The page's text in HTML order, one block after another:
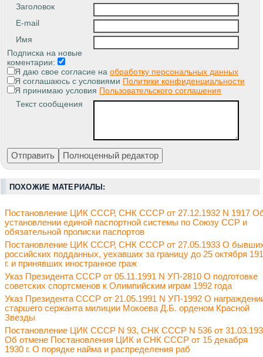
Заголовок
E-mail
Имя
Подписка на новые
коментарии:
Я даю свое согласие на обработку персональных данных
Я соглашаюсь с условиями Политики конфиденциальности
Я принимаю условия Пользовательского соглашения
Текст сообщения
ПОХОЖИЕ МАТЕРИАЛЫ:
Постановление ЦИК СССР, СНК СССР от 27.12.1932 N 1917
установлении единой паспортной системы по Союзу ССР и
обязательной прописки паспортов
Постановление ЦИК СССР, СНК СССР от 27.05.1933 О
российских подданных, уехавших за границу до 25 октября
г. и принявших иностранное граж
Указ Президента СССР от 05.11.1991 N УП-2810 О подготовке
советских спортсменов к Олимпийским играм 1992 года
Указ Президента СССР от 21.05.1991 N УП-1992 О
старшего сержанта милиции Мокоева Д.Б. орденом Красной
Звезды
Постановление ЦИК СССР N 93, СНК СССР N 536 от
Об отмене Постановления ЦИК и СНК СССР от 15 декабря
1930 г. О порядке найма и распределения раб